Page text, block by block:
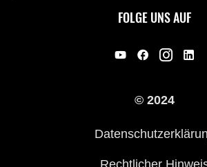
FOLGE UNS AUF
© 2024
Rechtlicher